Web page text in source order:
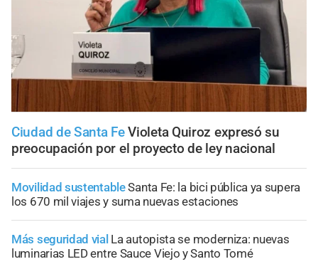
Ciudad de Santa Fe Violeta Quiroz expresó su
preocupación por el proyecto de ley nacional
Movilidad sustentableSanta Fe: la bici pública ya supera
los 670 mil viajes y suma nuevas estaciones
Más seguridad vial La autopista se moderniza: nuevas
luminarias LED entre Sauce Viejo y Santo Tomé